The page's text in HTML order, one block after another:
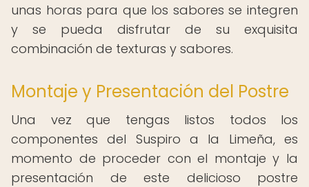
unas horas para que los sabores se integren
y se pueda disfrutar de su exquisita
combinación de texturas y sabores.
Montaje y Presentación del Postre
Una vez que tengas listos todos los
componentes del Suspiro a la Limeña, es
momento de proceder con el montaje y la
presentación de este delicioso postre